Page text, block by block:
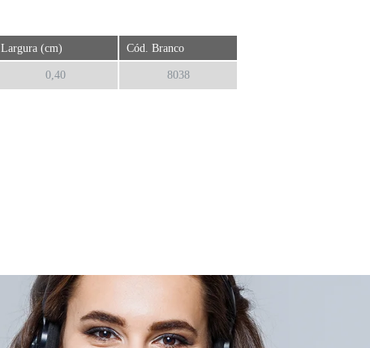
Largura (cm) Cód. Branco
0,40 8038